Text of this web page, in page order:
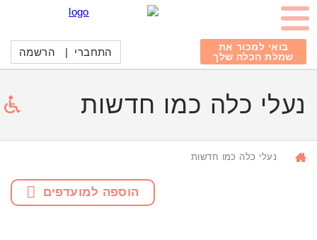
בואי למכור את
שמלת הכלה שלך
התחברי | הרשמה
נעלי כלה כמו חדשות
נעלי כלה כמו חדשות
הוספה למועדפים